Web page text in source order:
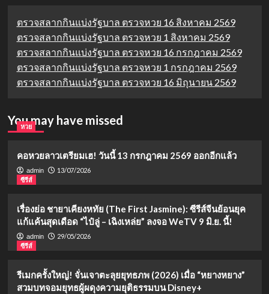
ตรวจสลากกินแบ่งรัฐบาล ตรวจหวย 16 สิงหาคม 2569
ตรวจสลากกินแบ่งรัฐบาล ตรวจหวย 1 สิงหาคม 2569
ตรวจสลากกินแบ่งรัฐบาล ตรวจหวย 16 กรกฎาคม 2569
ตรวจสลากกินแบ่งรัฐบาล ตรวจหวย 1 กรกฎาคม 2569
ตรวจสลากกินแบ่งรัฐบาล ตรวจหวย 16 มิถุนายน 2569
You may have missed
หวย
คอหวยลาวเตรียมเฮ! วันนี้ 13 กรกฎาคม 2569 ออกอีกแล้ว
admin
13/07/2026
ซีรีส์
เรื่องย่อ ชายาเคียงหทัย (The First Jasmine): ซีรีส์จีนย้อนยุค
แก้แค้นสุดเดือด “ไป๋ลู่ – เฉิงเหล่ย” ลงจอ WeTV 9 มิ.ย. นี้!
admin
29/05/2026
ซีรีส์
รีเมกครั้งใหญ่! จั่นเจาตะลุยยุทธภพ (2026) เมื่อ “หยางหยาง”
สวมบทจอมยุทธผู้ผดุงความยุติธรรมบน Disney+